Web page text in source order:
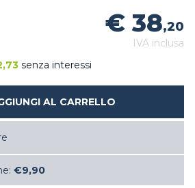
€ 38,20
IVA inclusa
senza interessi
AL CARRELLO
€9,90